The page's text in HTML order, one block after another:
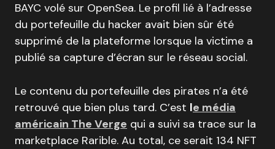
BAYC volé sur OpenSea. Le profil lié à l’adresse
du portefeuille du hacker avait bien sûr été
supprimé de la plateforme lorsque la victime a
publié sa capture d’écran sur le réseau social.
Le contenu du portefeuille des pirates n’a été
retrouvé que bien plus tard. C’est le média
américain The Verge qui a suivi sa trace sur la
marketplace Rarible. Au total, ce serait 134 NFT